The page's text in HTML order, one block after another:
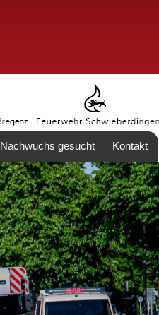
Nachwuchs gesucht Kontakt